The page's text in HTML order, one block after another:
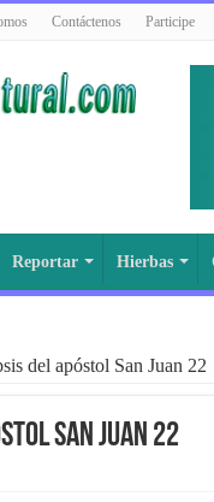
Contáctenos Participe
Reportar Hierbas
del apóstol San Juan 22
San Juan 22